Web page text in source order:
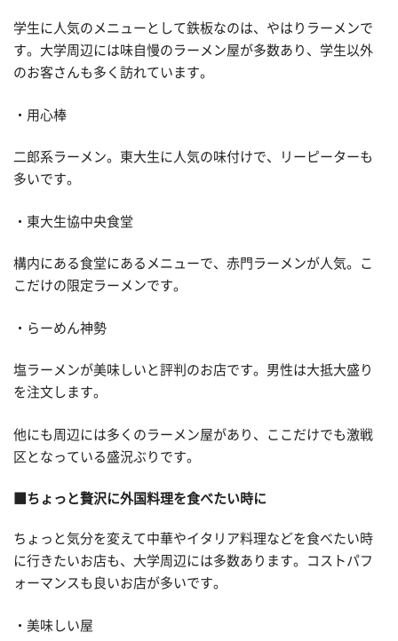
学生に人気のメニューとして鉄板なのは、やはりラーメンで
す。大学周辺には味自慢のラーメン屋が多数あり、学生以外
のお客さんも多く訪れています。
・用心棒
二郎系ラーメン。東大生に人気の味付けで、リーピーターも
多いです。
・東大生協中央食堂
構内にある食堂にあるメニューで、赤門ラーメンが人気。こ
こだけの限定ラーメンです。
・らーめん神勢
塩ラーメンが美味しいと評判のお店です。男性は大抵大盛り
を注文します。
他にも周辺には多くのラーメン屋があり、ここだけでも激戦
区となっている盛況ぶりです。
■ちょっと贅沢に外国料理を食べたい時に
ちょっと気分を変えて中華やイタリア料理などを食べたい時
に行きたいお店も、大学周辺には多数あります。コストパフ
ォーマンスも良いお店が多いです。
・美味しい屋